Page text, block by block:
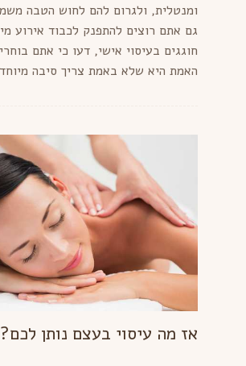
ומנטלית, ולגרום להם לחוש הטבה
גם אתם רוצים להתפנק לכבוד אירוע
חוגגים בעיסוי אישי, דעו כי אתם
האמת היא שלא באמת צריך סיבה
אז מה עיסוי בעצם נותן לכם?